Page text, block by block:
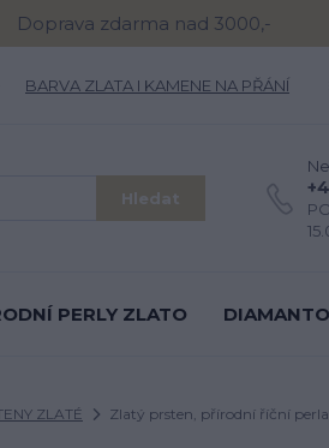
Doprava zdarma nad 3000,-
BARVA ZLATA I KAMENE NA PŘÁNÍ
Hledat
PERLY ZLATO
ZLATÉ Zlatý prsten, přírodní říční perla